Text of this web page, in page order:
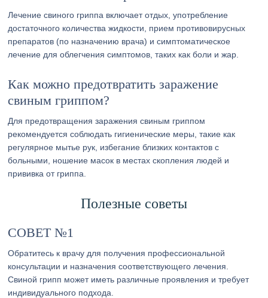
Лечение свиного гриппа включает отдых, употребление
достаточного количества жидкости, прием противовирусных
препаратов (по назначению врача) и симптоматическое
лечение для облегчения симптомов, таких как боли и жар.
Как можно предотвратить заражение
свиным гриппом?
Для предотвращения заражения свиным гриппом
рекомендуется соблюдать гигиенические меры, такие как
регулярное мытье рук, избегание близких контактов с
больными, ношение масок в местах скопления людей и
прививка от гриппа.
Полезные советы
СОВЕТ №1
Обратитесь к врачу для получения профессиональной
консультации и назначения соответствующего лечения.
Свиной грипп может иметь различные проявления и требует
индивидуального подхода.